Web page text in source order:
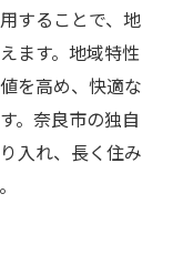
することで、地
ます。地域特性
を高め、快適な
。奈良市の独自
入れ、長く住み